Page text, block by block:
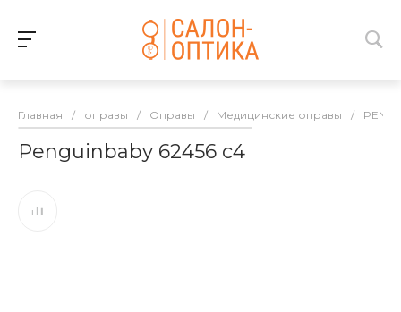
Главная / оправы / Оправы / Медицинские оправы /
Penguinbaby 62456 c4